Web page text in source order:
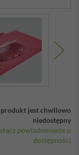
produkt jest chwilowo
niedostępny
powiadomienie o
dostępności